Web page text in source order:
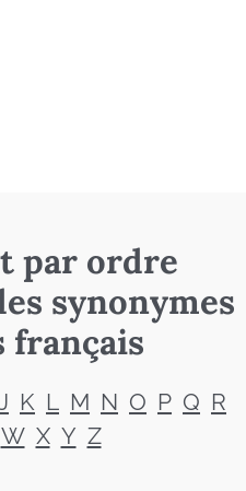
par ordre
synonymes
français
K L M N O P Q R
W X Y Z